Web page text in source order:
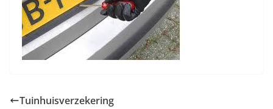
Tuinhuisverzekering